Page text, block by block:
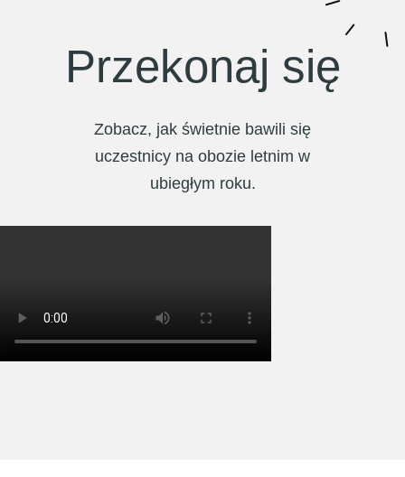
Przekonaj się
Zobacz, jak świetnie bawili się
uczestnicy na obozie letnim w
ubiegłym roku.